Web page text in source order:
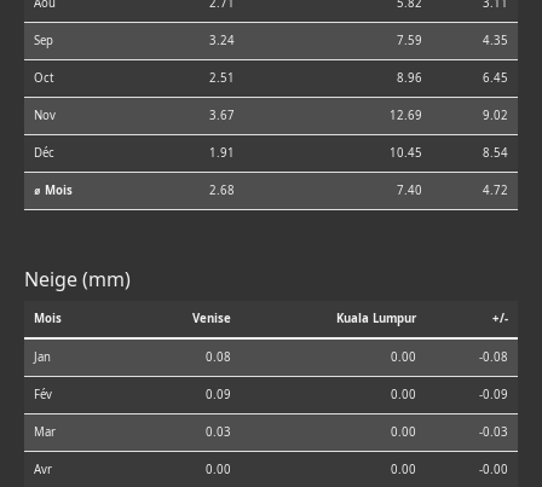
Aoû 2.71 5.82 3.11
Sep 3.24 7.59 4.35
Oct 2.51 8.96 6.45
Nov 3.67 12.69 9.02
Déc 1.91 10.45 8.54
⌀ Mois 2.68 7.40 4.72
Neige (mm)
Mois Venise Kuala Lumpur +/-
Jan 0.08 0.00 -0.08
Fév 0.09 0.00 -0.09
Mar 0.03 0.00 -0.03
Avr 0.00 0.00 -0.00